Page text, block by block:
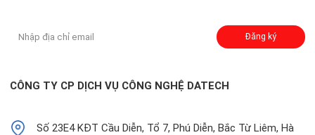
Đăng ký
CÔNG TY CP DỊCH VỤ CÔNG NGHỆ DATECH
Số 23E4 KĐT Cầu Diễn, Tổ 7, Phú Diễn, Bắc Từ Liêm, Hà